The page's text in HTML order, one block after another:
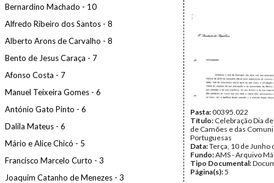
Bernardino Machado - 10
Alfredo Ribeiro dos Santos - 8
Alberto Arons de Carvalho - 8
Bento de Jesus Caraça - 7
Afonso Costa - 7
Manuel Teixeira Gomes - 6
António Gato Pinto - 6
Dalila Mateus - 6
Mário e Alice Chicó - 5
Francisco Marcelo Curto - 3
Joaquim Catanho de Menezes - 3
Pasta:00395.022
Título: Celebração Dia
de Camões e das
Portuguesas
Data:Terça, 10 de Junho
Fundo:AMS - Arquivo
Tipo Documental:
Página(s):5